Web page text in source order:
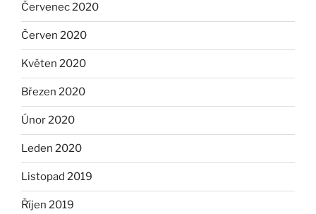
Červenec 2020
Červen 2020
Květen 2020
Březen 2020
Únor 2020
Leden 2020
Listopad 2019
Říjen 2019